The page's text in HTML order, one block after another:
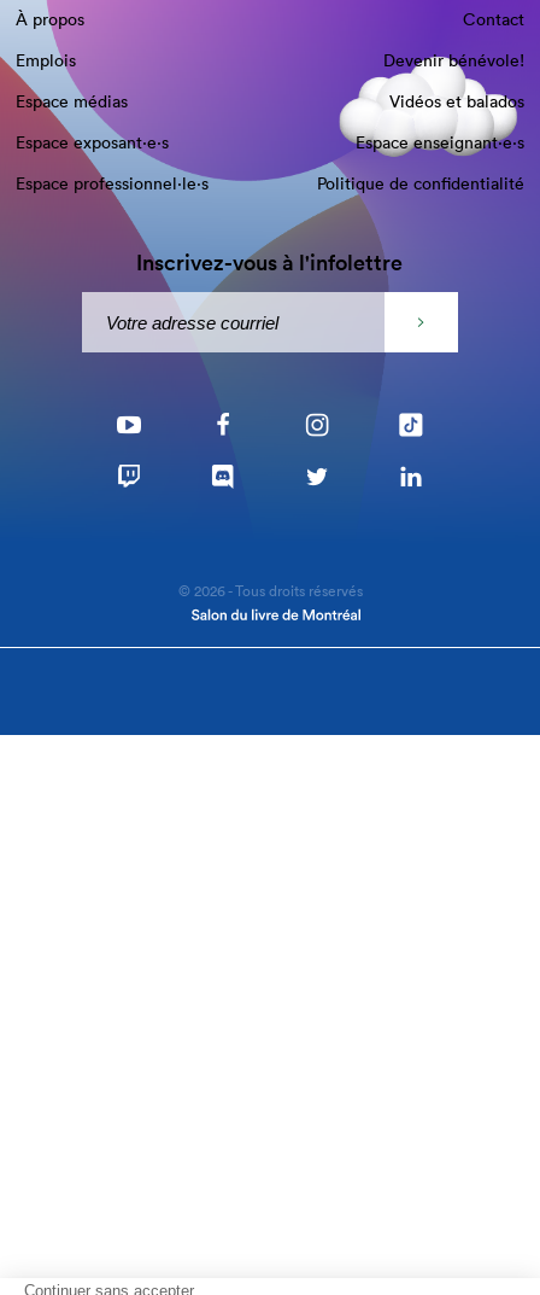
À propos
Contact
Emplois
Devenir bénévole!
Espace médias
Vidéos et balados
Espace exposant·e⋅s
Espace enseignant·e⋅s
Espace professionnel·le⋅s
Politique de confidentialité
Inscrivez-vous à l'infolettre
© 2026 - Tous droits réservés